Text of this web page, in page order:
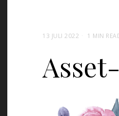
13 JULI 2022 1 MIN